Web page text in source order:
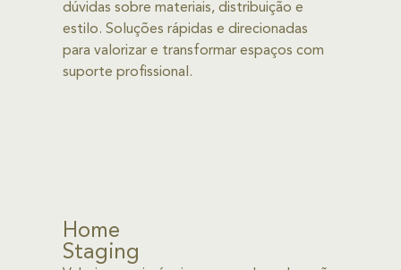
dúvidas sobre materiais, distribuição e
estilo. Soluções rápidas e direcionadas
para valorizar e transformar espaços com
suporte profissional.
Home
Staging